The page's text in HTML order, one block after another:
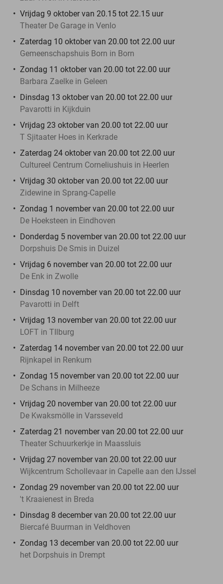
Vrijdag 9 oktober van 20.15 tot 22.15 uur
Theater De Garage in Venlo
Zaterdag 10 oktober van 20.00 tot 22.00 uur
Gemeenschapshuis Born in Born
Zondag 11 oktober van 20.00 tot 22.00 uur
Barbara Zaelke in Geleen
Dinsdag 13 oktober van 20.00 tot 22.00 uur
Pavarotti in Kijkduin
Vrijdag 23 oktober van 20.00 tot 22.00 uur
T Sjitaater Hoes in Kerkrade
Zaterdag 24 oktober van 20.00 tot 22.00 uur
Cultureel Centrum Corneliushuis in Heerlen
Vrijdag 30 oktober van 20.00 tot 22.00 uur
Zidewine in Sprang-Capelle
Zondag 1 november van 20.00 tot 22.00 uur
De Hoeksteen in Eindhoven
Donderdag 5 november van 20.00 tot 22.00 uur
Dorpshuis De Smis in Duizel
Vrijdag 6 november van 20.00 tot 22.00 uur
De Enk in Zwolle
Dinsdag 10 november van 20.00 tot 22.00 uur
Pavarotti in Delft
Vrijdag 13 november van 20.00 tot 22.00 uur
LOFT in TIlburg
Zaterdag 14 november van 20.00 tot 22.00 uur
Rijnkapel in Renkum
Zondag 15 november van 20.00 tot 22.00 uur
De Schans in Milheeze
Vrijdag 20 november van 20.00 tot 22.00 uur
De Kwaksmölle in Varsseveld
Zaterdag 21 november van 20.00 tot 22.00 uur
Theater Schuurkerkje in Maassluis
Vrijdag 27 november van 20.00 tot 22.00 uur
Wijkcentrum Schollevaar in Capelle aan den IJssel
Zondag 29 november van 20.00 tot 22.00 uur
't Kraaienest in Breda
Dinsdag 8 december van 20.00 tot 22.00 uur
Biercafé Buurman in Veldhoven
Zondag 13 december van 20.00 tot 22.00 uur
het Dorpshuis in Drempt